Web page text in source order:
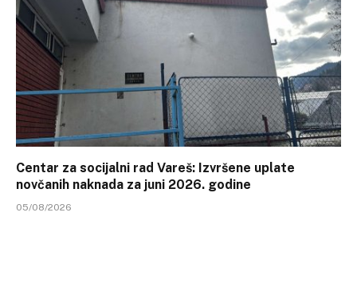
Centar za socijalni rad Vareš: Izvršene uplate
novčanih naknada za juni 2026. godine
05/08/2026